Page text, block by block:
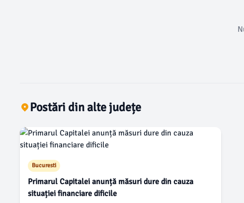
Postări din alte județe
Bucuresti
Primarul Capitalei anunță măsuri dure din cauza
situației financiare dificile